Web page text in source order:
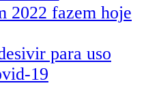
2022 fazem hoje
para uso
19